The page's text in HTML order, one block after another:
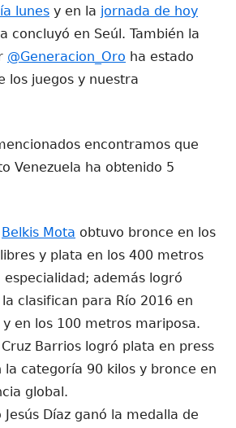
lunes y en la jornada de hoy
concluyó en Seúl. También la
@Generacion_Oro ha estado
los juegos y nuestra
encontramos que
Venezuela ha obtenido 5
Belkis Mota obtuvo bronce en los
y plata en los 400 metros
especialidad; además logró
clasifican para Río 2016 en
en los 100 metros mariposa.
Barrios logró plata en press
la categoría 90 kilos y bronce en
global.
Díaz ganó la medalla de